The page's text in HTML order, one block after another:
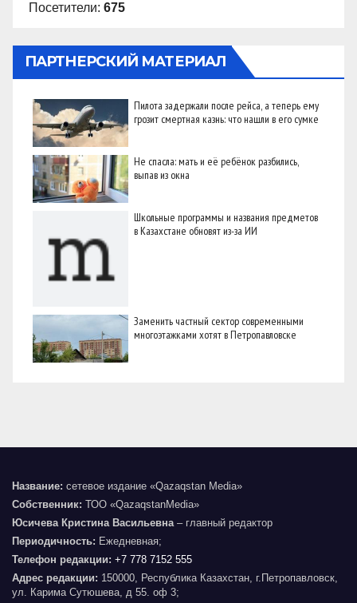
Посетители: 675
ПАРТНЕРСКИЙ МАТЕРИАЛ
Пилота задержали после рейса, а теперь ему
грозит смертная казнь: что нашли в его сумке
Не спасла: мать и её ребёнок разбились,
выпав из окна
Школьные программы и названия предметов
в Казахстане обновят из-за ИИ
Заменить частный сектор современными
многоэтажками хотят в Петропавловске
Название: сетевое издание «Qazaqstan Media»
Собственник: ТОО «QazaqstanMedia»
Юсичева Кристина Васильевна– главный редактор
Периодичность: Ежедневная;
Телефон редакции: +7 778 7152 555
Адрес редакции: 150000, Республика Казахстан, г.Петропавловск,
ул. Карима Сутюшева, д 55. оф 3;